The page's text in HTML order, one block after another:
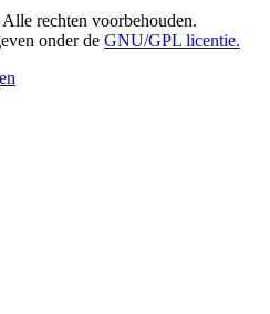
rechten voorbehouden.
onder de GNU/GPL licentie.